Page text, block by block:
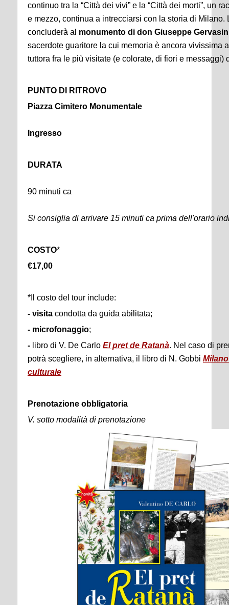
continuo tra la “Città dei vivi” e la “Città dei morti”, un
e mezzo, continua a intrecciarsi con la storia di Milano.
concluderà al monumento di don Giuseppe
sacerdote guaritore la cui memoria è ancora vivissima
tuttora fra le più visitate (e colorate, di fiori e messaggi)
PUNTO DI RITROVO
Piazza Cimitero Monumentale
Ingresso
DURATA
90 minuti ca
Si consiglia di arrivare 15 minuti ca prima dell'orario
COSTO*
€17,00
*Il costo del tour include:
- visita condotta da guida abilitata;
- microfonaggio;
- libro di V. De Carlo El pret de Ratanà. Nel caso di
potrà scegliere, in alternativa, il libro di N. Gobbi
culturale
Prenotazione obbligatoria
V. sotto modalità di prenotazione